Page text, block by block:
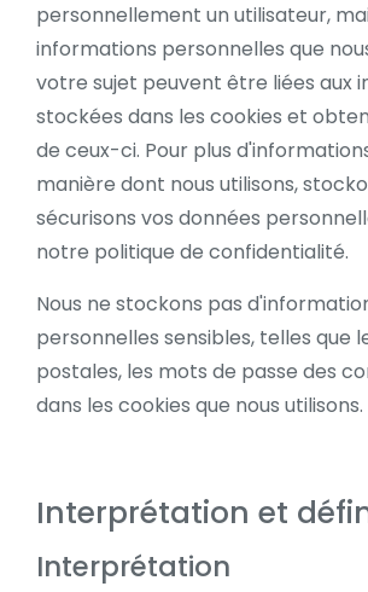
personnellement un utilisateur,
informations personnelles que
votre sujet peuvent être liées aux
stockées dans les cookies et
de ceux-ci. Pour plus
manière dont nous utilisons,
sécurisons vos données
notre politique de confidentialité.
Nous ne stockons pas
personnelles sensibles, telles que
postales, les mots de passe des
dans les cookies que nous utilisons.
Interprétation et
Interprétation